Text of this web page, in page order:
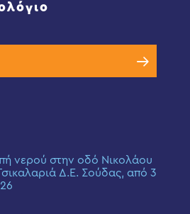
νερού στην οδό Νικολάου
Δ.Ε. Σούδας, από 3